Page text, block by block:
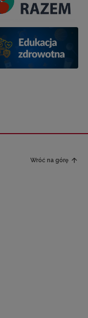
Wróć na górę